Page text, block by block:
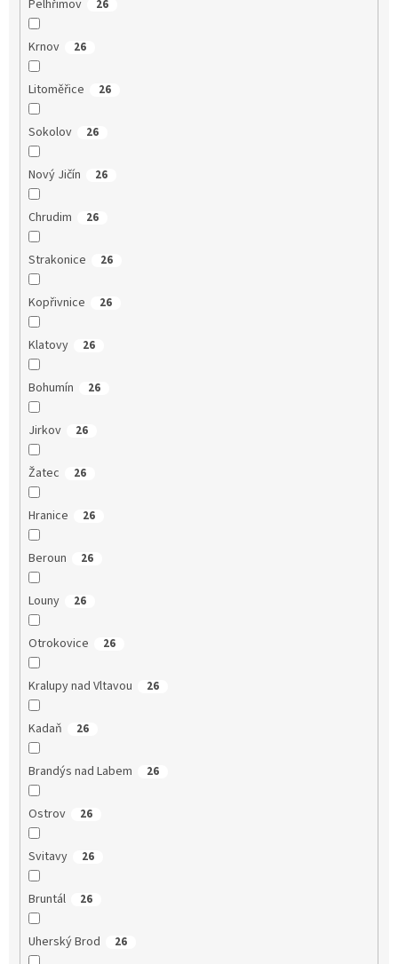
Pelhřimov 26
Krnov 26
Litoměřice 26
Sokolov 26
Nový Jičín 26
Chrudim 26
Strakonice 26
Kopřivnice 26
Klatovy 26
Bohumín 26
Jirkov 26
Žatec 26
Hranice 26
Beroun 26
Louny 26
Otrokovice 26
Kralupy nad Vltavou 26
Kadaň 26
Brandýs nad Labem 26
Ostrov 26
Svitavy 26
Bruntál 26
Uherský Brod 26